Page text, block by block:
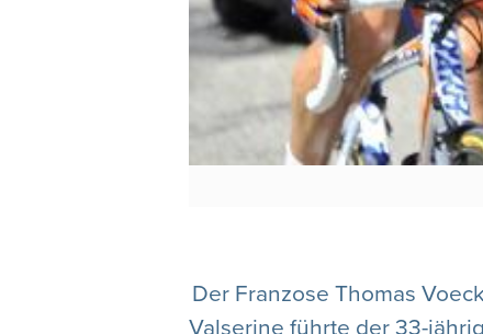
Der Franzose Thomas
Valserine führte der 33-